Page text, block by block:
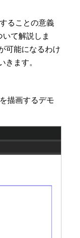
ることの意義
て解説しま
可能になるわけ
きます。